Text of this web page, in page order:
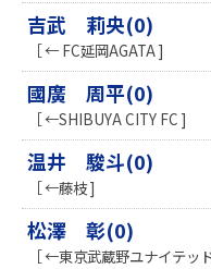
吉武 莉央(0)
［ ← FC延岡AGATA ]
國廣 周平(0)
［ ←SHIBUYA CITY FC ]
温井 駿斗(0)
［ ←藤枝 ]
松澤 彰(0)
［ ←東京武蔵野ユナイテッ